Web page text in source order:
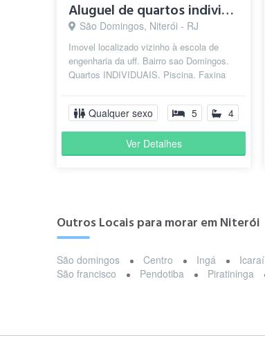
Aluguel de quartos individuais em republica de estudantes
São Domingos, Niterói - RJ
Imovel localizado vizinho à escola de
engenharia da uff. Bairro sao Domingos.
Quartos INDIVIDUAIS. Piscina. Faxina
Qualquer sexo 5 4
Ver Detalhes
Outros Locais para morar em Niterói
São domingos Centro Ingá Icaraí
São francisco
Pendotiba Piratininga